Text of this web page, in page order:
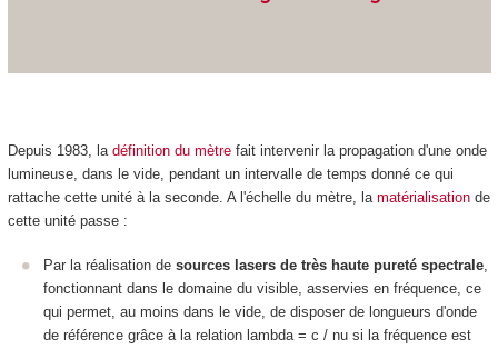
Depuis 1983, la définition du mètrefait intervenir la propagation d'une onde
lumineuse, dans le vide, pendant un intervalle de temps donné ce qui
rattache cette unité à la seconde. A l'échelle du mètre, la matérialisationde
cette unité passe :
Par la réalisation de sources lasers de très haute pureté spectrale,
fonctionnant dans le domaine du visible, asservies en fréquence, ce
qui permet, au moins dans le vide, de disposer de longueurs d'onde
de référence grâce à la relation lambda = c / nu si la fréquence est